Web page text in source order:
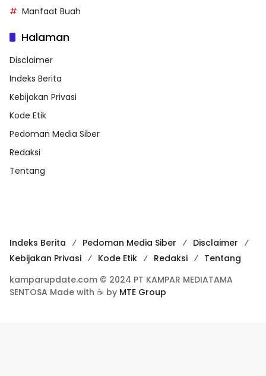
Manfaat Buah
Halaman
Disclaimer
Indeks Berita
Kebijakan Privasi
Kode Etik
Pedoman Media Siber
Redaksi
Tentang
Indeks Berita Pedoman Media Siber
Disclaimer
Kebijakan Privasi
Kode Etik Redaksi
Tentang
kamparupdate.com © 2024 PT KAMPAR MEDIATAMA
SENTOSA Made with ☕ by MTE Group